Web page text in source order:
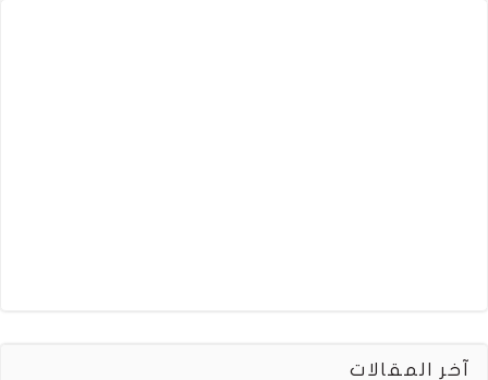
آخر المقالات